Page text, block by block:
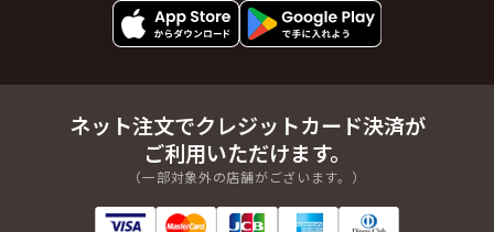
ネット注文でクレジットカード決済が
ご利用いただけます。
（一部対象外の店舗がございます。）